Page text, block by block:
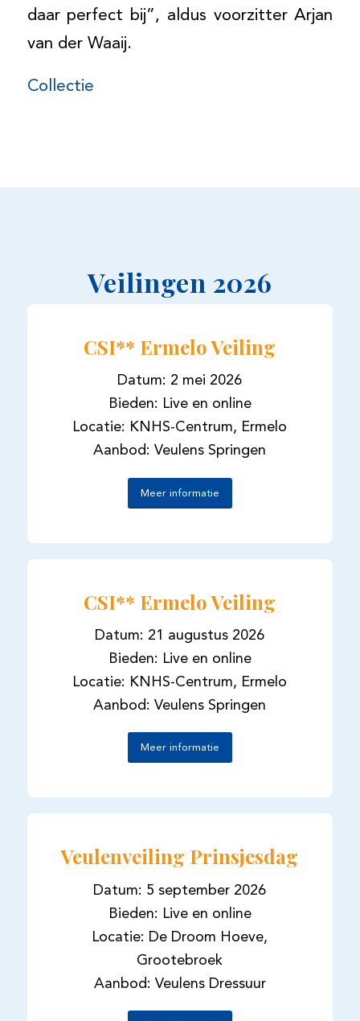
daar perfect bij”, aldus voorzitter Arjan
van der Waaij.
Collectie
Veilingen 2026
CSI** Ermelo Veiling
Datum: 2 mei 2026
Bieden: Live en online
Locatie: KNHS-Centrum, Ermelo
Aanbod: Veulens Springen
Meer informatie
CSI** Ermelo Veiling
Datum: 21 augustus 2026
Bieden: Live en online
Locatie: KNHS-Centrum, Ermelo
Aanbod: Veulens Springen
Meer informatie
Veulenveiling Prinsjesdag
Datum: 5 september 2026
Bieden: Live en online
Locatie: De Droom Hoeve,
Grootebroek
Aanbod: Veulens Dressuur